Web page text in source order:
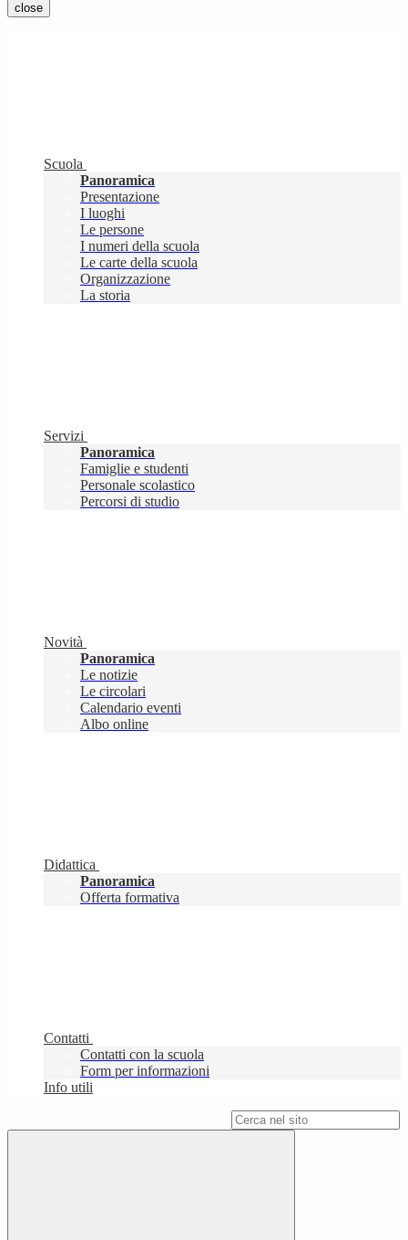
close
Scuola
Panoramica
Presentazione
I luoghi
Le persone
I numeri della scuola
Le carte della scuola
Organizzazione
La storia
Servizi
Panoramica
Famiglie e studenti
Personale scolastico
Percorsi di studio
Novità
Panoramica
Le notizie
Le circolari
Calendario eventi
Albo online
Didattica
Panoramica
Offerta formativa
Contatti
Contatti con la scuola
Form per informazioni
Info utili